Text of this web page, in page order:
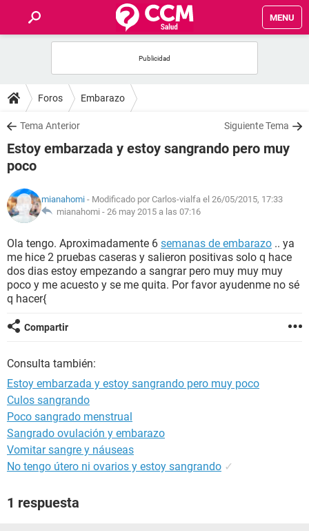
MENU
FOROS
SALUD
FAMILIA
NUTRICIÓN
SEXUALIDAD
GLOSARIO
Foros Embarazo
Tema Anterior Siguiente Tema
Estoy embarzada y estoy sangrando pero muy
poco
mianahomi - Modificado por Carlos-vialfa el 26/05/2015, 17:33
mianahomi - 26 may 2015 a las 07:16
Ola tengo. Aproximadamente 6 semanas de embarazo .. ya
me hice 2 pruebas caseras y salieron positivas solo q hace
dos dias estoy empezando a sangrar pero muy muy muy
poco y me acuesto y se me quita. Por favor ayudenme no sé
q hacer{
Compartir
Consulta también:
Estoy embarzada y estoy sangrando pero muy poco
Culos sangrando
Poco sangrado menstrual
Sangrado ovulación y embarazo
Vomitar sangre y náuseas
No tengo útero ni ovarios y estoy sangrando ✓
1 respuesta